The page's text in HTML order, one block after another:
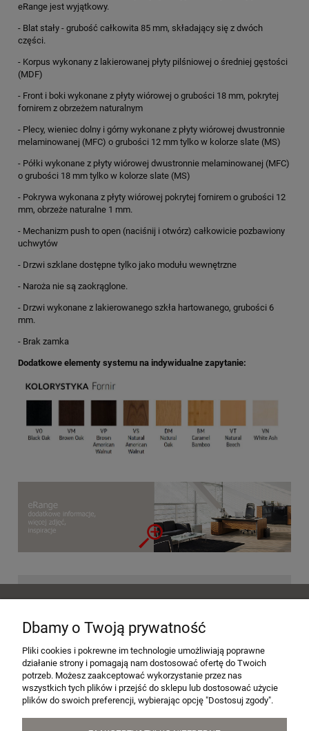
eRange jest wyjątkowy.
- Blat stały - grubość całkowita 85 mm, składający się z dwóch
części.
- Korpus wykonany z lakierowanej płyty pilśniowej o średniej gęstości
(MDF)
- Front i boki wykonane z płyty wiórowej o grubości 18 mm, pokrytej
fornirem z obrzeżem naturalnym
- Plecy, wieniec dolny i górny wykonane z płyty wiórowej dwustronnie
melaminowanej (MFC) o grubości 12 mm tylko w kolorze slate (MS)
- Półki wykonane z płyty wiórowej dwustronnie melaminowanej (MFC)
o grubości 18 mm tylko w kolorze slate (MS)
- Pokrywa wykonana z płyty wiórowej pokrytej fornirem o grubości 12
mm, obrzeże naturalne 1 mm.
- Mechanizm push to open (naciśnij i otwórz) całkowicie pozbawiony
uchwytów
- Drzwi szklane dostępne tylko jako modułu wewnętrzne
- Naroża nie są zaokrąglone.
- Drzwi wykonane z lakierowanego szkła hartowanego, grubości 6
mm.
- Brak zamka
Dodatkowe elementy systemu na indywidualne zapytanie:
MOJE KONTO
PŁATNOŚCI I DOSTAWA
Dbamy o Twoją prywatność
Pliki cookies i pokrewne im technologie umożliwiają poprawne
działanie strony i pomagają nam dostosować ofertę do Twoich
potrzeb. Możesz zaakceptować wykorzystanie przez nas
wszystkich tych plików i przejść do sklepu lub dostosować użycie
plików do swoich preferencji, wybierając opcję "Dostosuj zgody".